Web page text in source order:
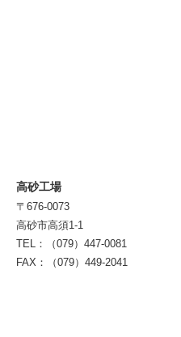
高砂工場
〒676-0073
高砂市高須1-1
TEL：（079）447-0081
FAX：（079）449-2041